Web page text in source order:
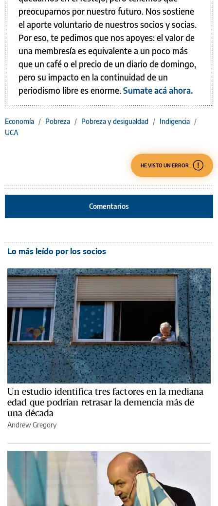
preocuparnos por nuestro futuro. Nos sostiene
el aporte voluntario de nuestros socios y socias.
Por eso, te pedimos que nos apoyes: el valor de
una membresía es equivalente a un poco más
que un café o el precio de un diario de domingo,
pero su impacto en la continuidad de un
periodismo libre es enorme.Sumate acá ahora.
Economía / Pobreza / Pobreza y desigualdad / Indigencia /
UCA
HE VISTO UN ERROR
Comentarios
Lo más leído por los socios
Un estudio identifica tres factores en la mediana
edad que podrían retrasar la demencia más de
una década
Andrew Gregory